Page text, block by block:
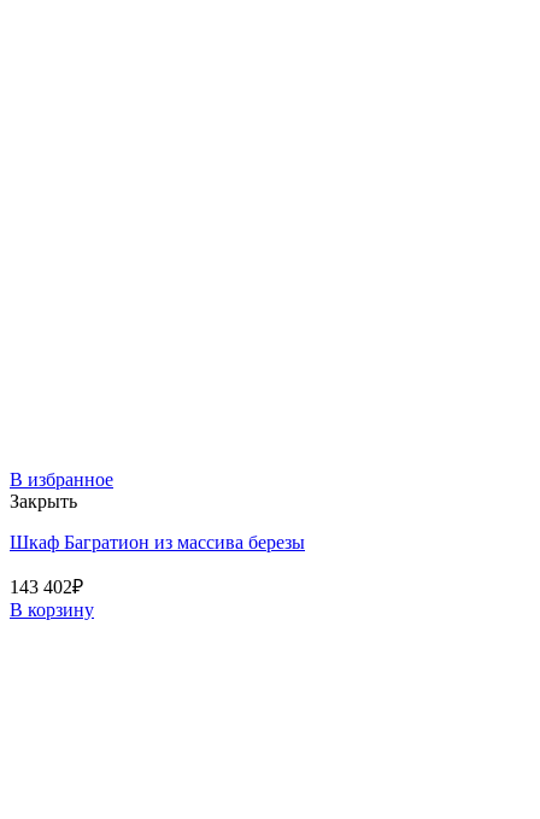
В избранное
Закрыть
Шкаф Багратион из массива березы
143 402₽
В корзину